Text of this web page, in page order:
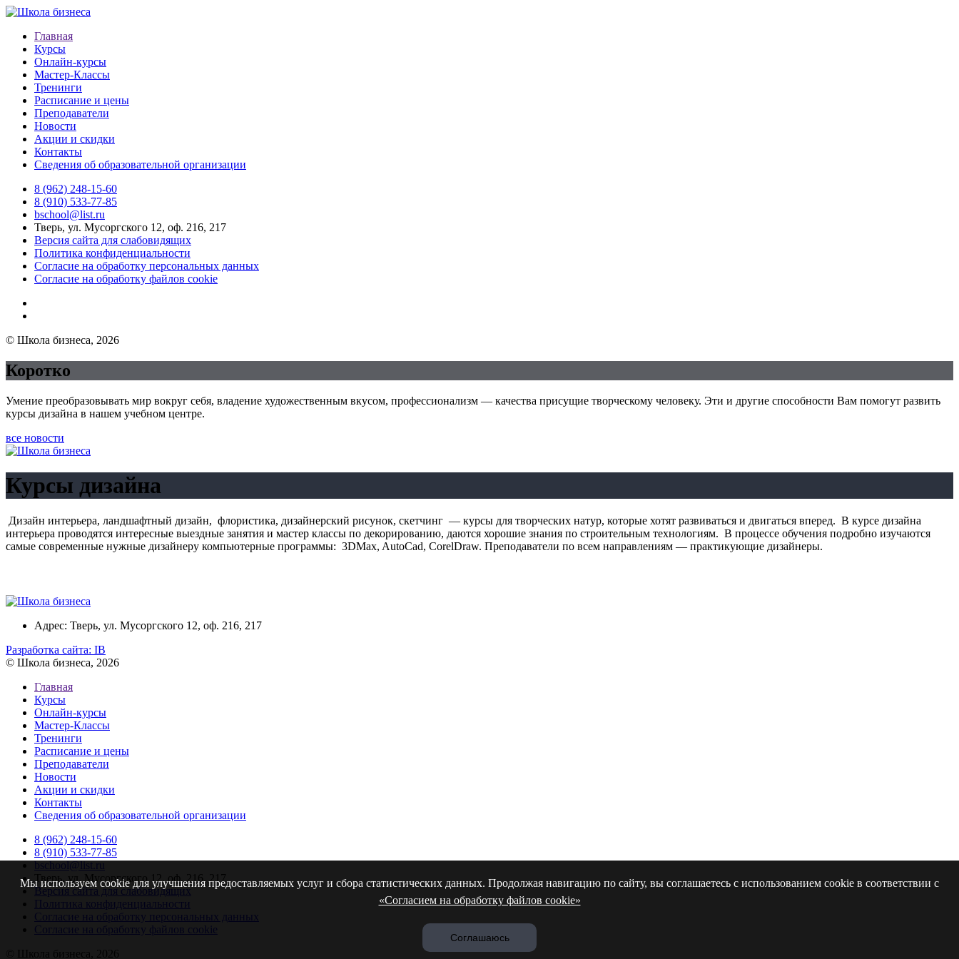
Главная
Курсы
Онлайн-курсы
Мастер-Классы
Тренинги
Расписание и цены
Преподаватели
Новости
Акции и скидки
Контакты
Сведения об образовательной организации
8 (962) 248-15-60
8 (910) 533-77-85
bschool@list.ru
Тверь, ул. Мусоргского 12, оф. 216, 217
Версия сайта для слабовидящих
Политика конфиденциальности
Согласие на обработку персональных данных
Согласие на обработку файлов cookie
© Школа бизнеса, 2026
Коротко
Умение преобразовывать мир вокруг себя, владение художественным вкусом, профессионализм — качества присущие творческому человеку. Эти и другие способности Вам помогут развить
курсы дизайна в нашем учебном центре.
все новости
Курсы дизайна
Дизайн интерьера, ландшафтный дизайн, флористика, дизайнерский рисунок, скетчинг — курсы для творческих натур, которые хотят развиваться и двигаться вперед. В курсе дизайна
интерьера проводятся интересные выездные занятия и мастер классы по декорированию, даются хорошие знания по строительным технологиям. В процессе обучения подробно изучаются
самые современные нужные дизайнеру компьютерные программы: 3DMax, AutoCad, CorelDraw. Преподаватели по всем направлениям — практикующие дизайнеры.
Адрес: Тверь, ул. Мусоргского 12, оф. 216, 217
Разработка сайта: IB
© Школа бизнеса, 2026
Мы используем cookie для улучшения предоставляемых услуг и сбора статистических данных. Продолжая навигацию по сайту, вы соглашаетесь с использованием cookie в соответствии с
«Согласием на обработку файлов cookie»
Соглашаюсь
Главная
Курсы
Онлайн-курсы
Мастер-Классы
Тренинги
Расписание и цены
Преподаватели
Новости
Акции и скидки
Контакты
Сведения об образовательной организации
8 (962) 248-15-60
8 (910) 533-77-85
bschool@list.ru
Тверь, ул. Мусоргского 12, оф. 216, 217
Версия сайта для слабовидящих
Политика конфиденциальности
Согласие на обработку персональных данных
Согласие на обработку файлов cookie
© Школа бизнеса, 2026